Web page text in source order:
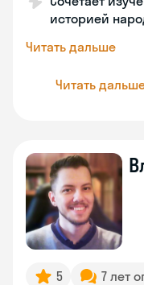
историей
Читать дальше
Читать
5 7 лет